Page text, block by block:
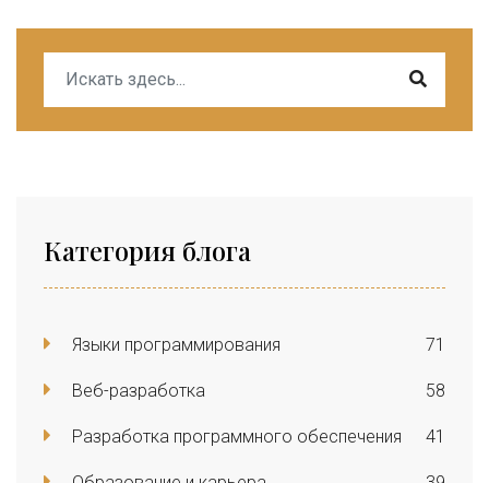
Категория блога
Языки программирования 71
Веб-разработка 58
Разработка программного обеспечения 41